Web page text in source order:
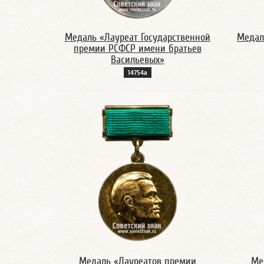
Медаль «Лауреат Государственной
премии РСФСР имени братьев
Васильевых»
14754а
Медаль «Лауреатов премии